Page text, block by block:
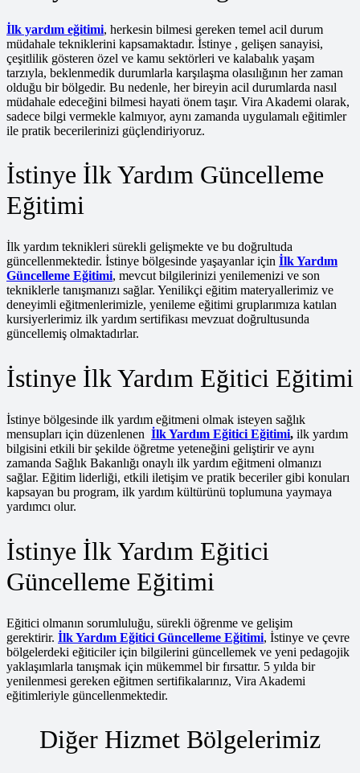
İlk yardım eğitimi, herkesin bilmesi gereken temel acil durum
müdahale tekniklerini kapsamaktadır. İstinye , gelişen sanayisi,
çeşitlilik gösteren özel ve kamu sektörleri ve kalabalık yaşam
tarzıyla, beklenmedik durumlarla karşılaşma olasılığının her zaman
olduğu bir bölgedir. Bu nedenle, her bireyin acil durumlarda nasıl
müdahale edeceğini bilmesi hayati önem taşır. Vira Akademi olarak,
sadece bilgi vermekle kalmıyor, aynı zamanda uygulamalı eğitimler
ile pratik becerilerinizi güçlendiriyoruz.
İstinye İlk Yardım Güncelleme
Eğitimi
İlk yardım teknikleri sürekli gelişmekte ve bu doğrultuda
güncellenmektedir. İstinye bölgesinde yaşayanlar için İlk Yardım
Güncelleme Eğitimi, mevcut bilgilerinizi yenilemenizi ve son
tekniklerle tanışmanızı sağlar. Yenilikçi eğitim materyallerimiz ve
deneyimli eğitmenlerimizle, yenileme eğitimi gruplarımıza katılan
kursiyerlerimiz ilk yardım sertifikası mevzuat doğrultusunda
güncellemiş olmaktadırlar.
İstinye İlk Yardım Eğitici Eğitimi
İstinye bölgesinde ilk yardım eğitmeni olmak isteyen sağlık
mensupları için düzenlenen İlk Yardım Eğitici Eğitimi, ilk yardım
bilgisini etkili bir şekilde öğretme yeteneğini geliştirir ve aynı
zamanda Sağlık Bakanlığı onaylı ilk yardım eğitmeni olmanızı
sağlar. Eğitim liderliği, etkili iletişim ve pratik beceriler gibi konuları
kapsayan bu program, ilk yardım kültürünü toplumuna yaymaya
yardımcı olur.
İstinye İlk Yardım Eğitici
Güncelleme Eğitimi
Eğitici olmanın sorumluluğu, sürekli öğrenme ve gelişim
gerektirir. İlk Yardım Eğitici Güncelleme Eğitimi, İstinye ve çevre
bölgelerdeki eğiticiler için bilgilerini güncellemek ve yeni pedagojik
yaklaşımlarla tanışmak için mükemmel bir fırsattır. 5 yılda bir
yenilenmesi gereken eğitmen sertifikalarınız, Vira Akademi
eğitimleriyle güncellenmektedir.
Diğer Hizmet Bölgelerimiz